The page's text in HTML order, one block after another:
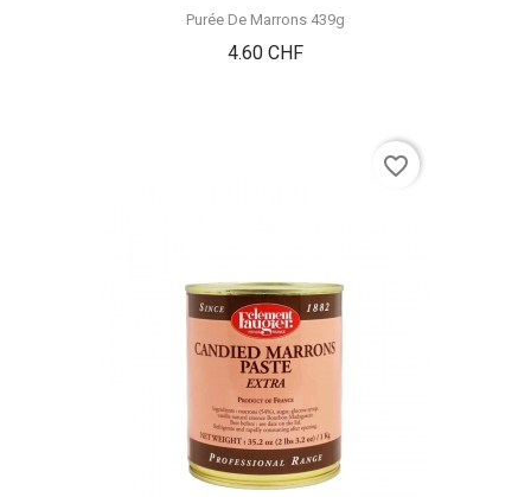
Purée De Marrons 439g
4.60 CHFPrix
favorite_border